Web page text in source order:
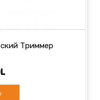
Триммер